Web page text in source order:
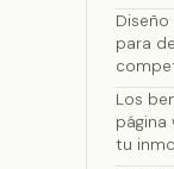
para
Los
página
tu